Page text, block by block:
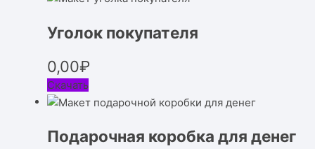
Уголок покупателя
0,00₽
Скачать
Подарочная коробка для денег